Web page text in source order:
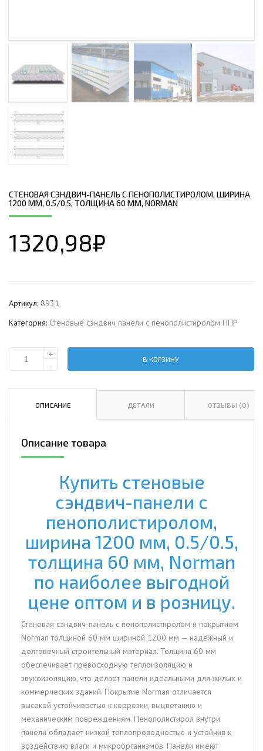
СТЕНОВАЯ СЭНДВИЧ-ПАНЕЛЬ С ПЕНОПОЛИСТИРОЛОМ, ШИРИНА
1200 ММ, 0.5/0.5, ТОЛЩИНА 60 ММ, NORMAN
1320,98₽
Артикул: 8931
Категория: Стеновые сэндвич панели с пенополистиролом ППР
Количество
сэндвич-
ширина
1200
Norman
+
-
В КОРЗИНУ
ОПИСАНИЕ ДЕТАЛИ ОТЗЫВЫ (0)
Описание товара
Купить стеновые
сэндвич-панели с
пенополистиролом,
ширина 1200 мм, 0.5/0.5,
толщина 60 мм, Norman
по наиболее выгодной
цене оптом и в розницу.
Стеновая сэндвич-панель с пенополистиролом и покрытием
Norman толщиной 60 мм шириной 1200 мм — надежный и
долговечный строительный материал. Толщина 60 мм
обеспечивает превосходную теплоизоляцию и
звукоизоляцию, что делает панели идеальными для жилых и
коммерческих зданий. Покрытие Norman отличается
высокой устойчивостью к коррозии, выцветанию и
механическим повреждениям. Пенополистирол внутри
панели обладает низкой теплопроводностью и устойчив к
воздействию влаги и микроорганизмов. Панели имеют